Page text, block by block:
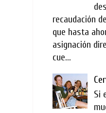
recaudación
que hasta
asignación
cue...
Si